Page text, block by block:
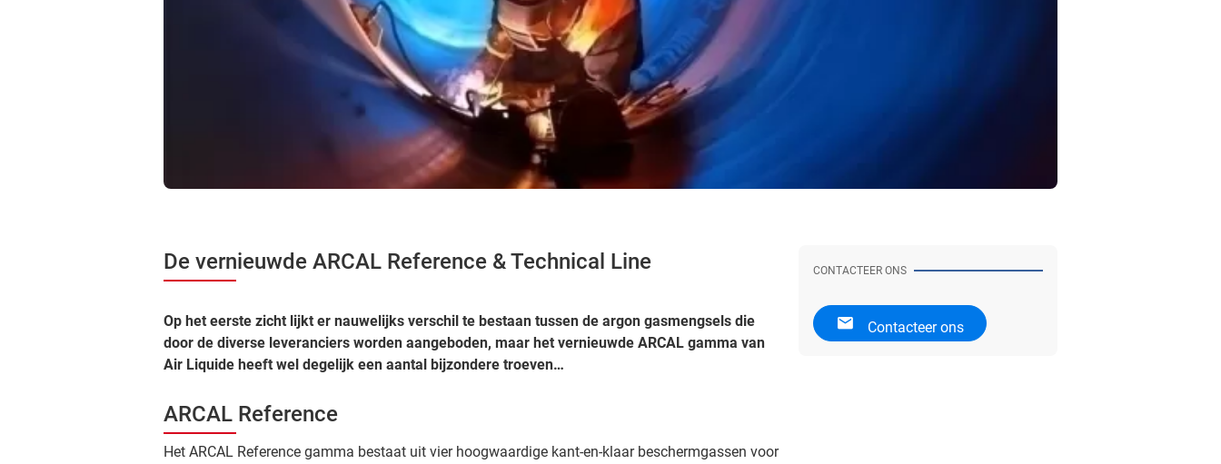
De vernieuwde ARCAL Reference & Technical Line
Op het eerste zicht lijkt er nauwelijks verschil te bestaan tussen de argon gasmengsels die
door de diverse leveranciers worden aangeboden, maar het vernieuwde ARCAL gamma van
Air Liquide heeft wel degelijk een aantal bijzondere troeven…
ARCAL Reference
Het ARCAL Reference gamma bestaat uit vier hoogwaardige kant-en-klaar beschermgassen voor
CONTACTEER ONS
Contacteer ons